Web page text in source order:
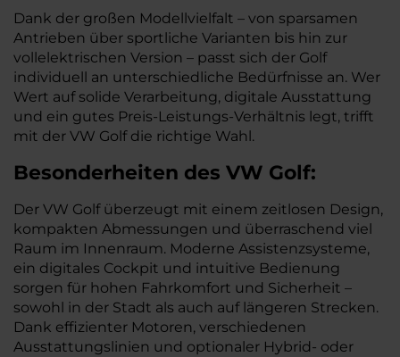
Dank der großen Modellvielfalt – von sparsamen
Antrieben über sportliche Varianten bis hin zur
vollelektrischen Version – passt sich der Golf
individuell an unterschiedliche Bedürfnisse an. Wer
Wert auf solide Verarbeitung, digitale Ausstattung
und ein gutes Preis-Leistungs-Verhältnis legt, trifft
mit der VW Golf die richtige Wahl.
Besonderheiten des VW Golf:
Der VW Golf überzeugt mit einem zeitlosen Design,
kompakten Abmessungen und überraschend viel
Raum im Innenraum. Moderne Assistenzsysteme,
ein digitales Cockpit und intuitive Bedienung
sorgen für hohen Fahrkomfort und Sicherheit –
sowohl in der Stadt als auch auf längeren Strecken.
Dank effizienter Motoren, verschiedenen
Ausstattungslinien und optionaler Hybrid- oder